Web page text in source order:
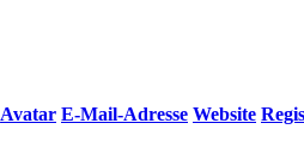
Avatar E-Mail-Adresse Website